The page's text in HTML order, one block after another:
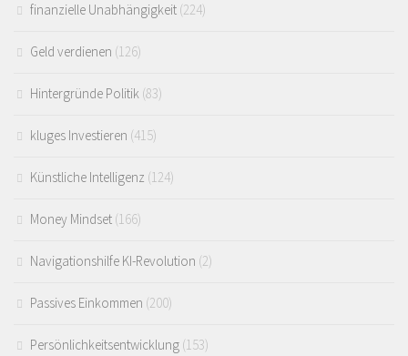
finanzielle Unabhängigkeit (224)
Geld verdienen (126)
Hintergründe Politik (83)
kluges Investieren (415)
Künstliche Intelligenz (124)
Money Mindset (166)
Navigationshilfe KI-Revolution (2)
Passives Einkommen (200)
Persönlichkeitsentwicklung (153)